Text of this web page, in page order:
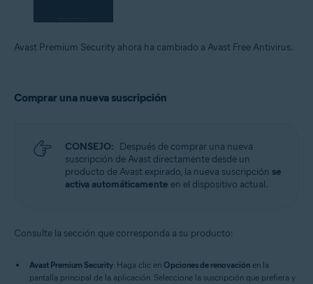
Avast Premium Security ahora ha cambiado a Avast Free Antivirus.
Comprar una nueva suscripción
CONSEJO: Después de comprar una nueva
suscripción de Avast directamente desde un
producto de Avast expirado, la nueva suscripción se
activa automáticamente en el dispositivo actual.
Consulte la sección que corresponda a su producto:
Avast Premium Security: Haga clic en Opciones de renovación en la
pantalla principal de la aplicación. Seleccione la suscripción que prefiera y